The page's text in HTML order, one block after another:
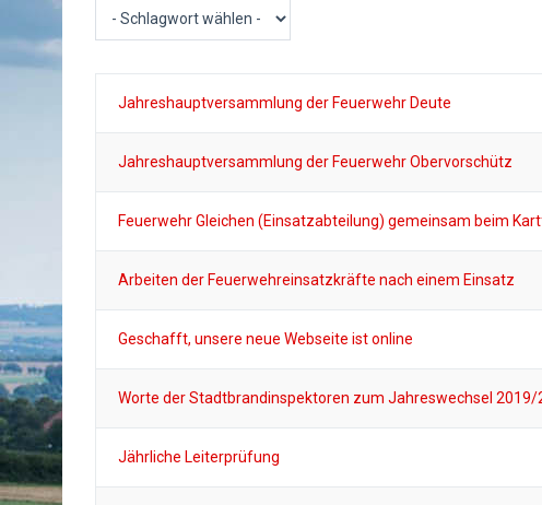
Jahreshauptversammlung der Feuerwehr Deute
Jahreshauptversammlung der Feuerwehr Obervorschütz
Feuerwehr Gleichen (Einsatzabteilung) gemeinsam beim
Arbeiten der Feuerwehreinsatzkräfte nach einem Einsatz
Geschafft, unsere neue Webseite ist online
Worte der Stadtbrandinspektoren zum Jahreswechsel 2019/
Jährliche Leiterprüfung